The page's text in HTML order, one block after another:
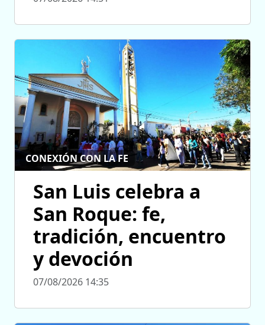
CONEXIÓN CON LA FE
San Luis celebra a
San Roque: fe,
tradición, encuentro
y devoción
07/08/2026 14:35